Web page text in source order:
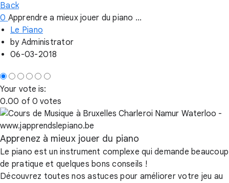
Back
0 Apprendre a mieux jouer du piano ...
Le Piano
by Administrator
06-03-2018
Your vote is:
0.00 of 0 votes
Apprenez à mieux jouer du piano
Le piano est un instrument complexe qui demande beaucoup
de pratique et quelques bons conseils !
Découvrez toutes nos astuces pour améliorer votre jeu au